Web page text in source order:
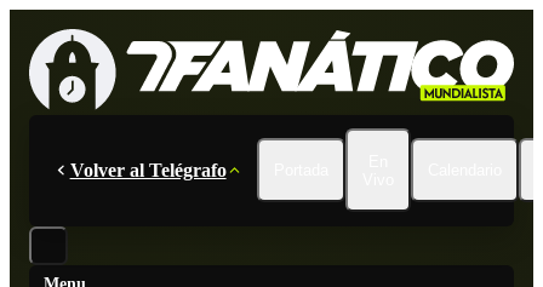
Volver al Telégrafo